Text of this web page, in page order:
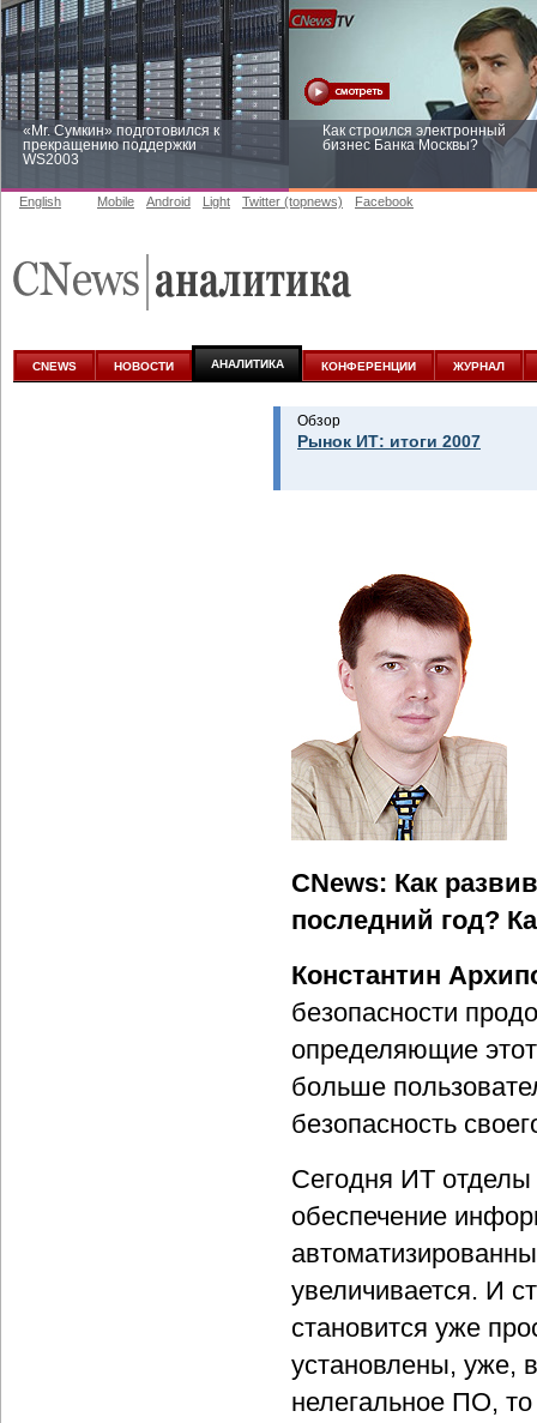
«Mr. Сумкин» подготовился к
прекращению поддержки
WS2003
Как строился электронный
бизнес Банка Москвы?
аналитике
English Mobile Android Light Twitter (topnews) Facebook
CNEWS НОВОСТИ АНАЛИТИКА КОНФЕРЕНЦИИ ЖУРНАЛ
Обзор
Рынок ИТ: итоги 2007
CNews: Как
последний год?
Константин
безопасности
определяющие
больше
безопасность
Сегодня ИТ отделы
обеспечение
увеличивается. И
становится уже
установлены, уже,
нелегальное ПО,